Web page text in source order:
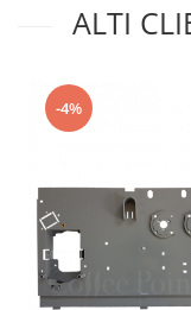
ALTI
-4%